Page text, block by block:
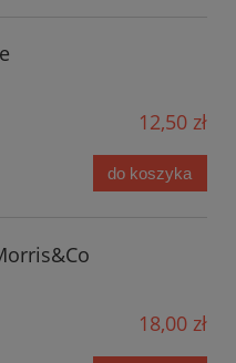
12,50 zł
do koszyka
18,00 zł